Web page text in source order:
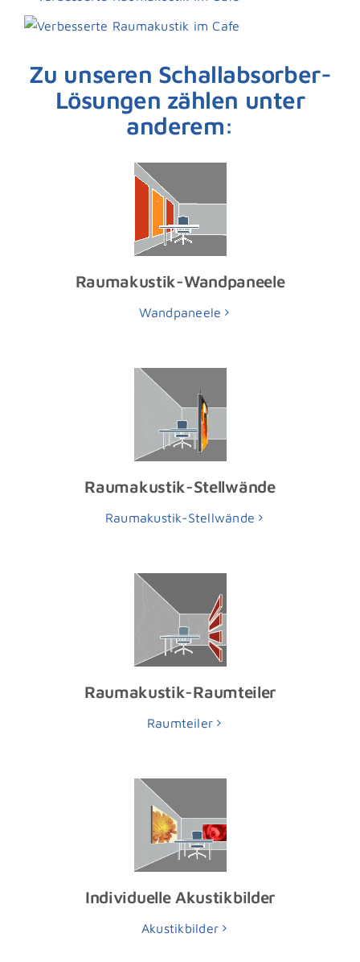
Zu unseren Schallabsorber-
Lösungen zählen unter
anderem:
Raumakustik-Wandpaneele
Wandpaneele
Raumakustik-Stellwände
Raumakustik-Stellwände
Raumakustik-Raumteiler
Raumteiler
Individuelle Akustikbilder
Akustikbilder